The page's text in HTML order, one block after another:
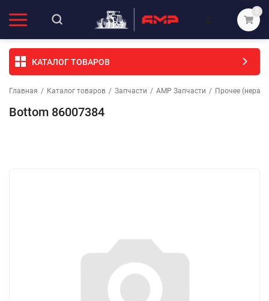
0
КАТАЛОГ ТОВАРОВ
Главная / Каталог товаров / Запчасти / АМР Запчасти / Прочее
Bottom 86007384